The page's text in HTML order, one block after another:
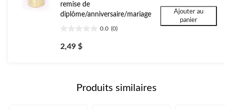
remise de
diplôme/anniversaire/mariage
0.0 (0)
étoile(s)
sur
2,49 $
Ajouter au
panier
Produits similaires